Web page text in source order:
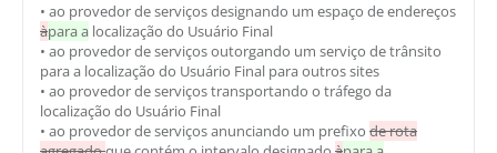
• ao provedor de serviços designando um espaço de endereços
àpara a localização do Usuário Final
• ao provedor de serviços outorgando um serviço de trânsito
para a localização do Usuário Final para outros sites
• ao provedor de serviços transportando o tráfego da
localização do Usuário Final
• ao provedor de serviços anunciando um prefixo de rota